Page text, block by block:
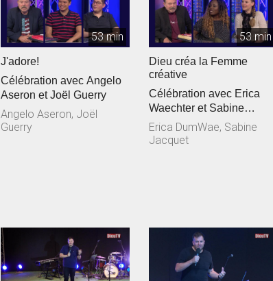
53 min
J'adore!
Célébration avec Angelo
Aseron et Joël Guerry
Angelo Aseron, Joël
Guerry
53 min
Dieu créa la Femme
créative
Célébration avec Erica
Waechter et Sabine
Jacquet
Erica DumWae, Sabine
Jacquet